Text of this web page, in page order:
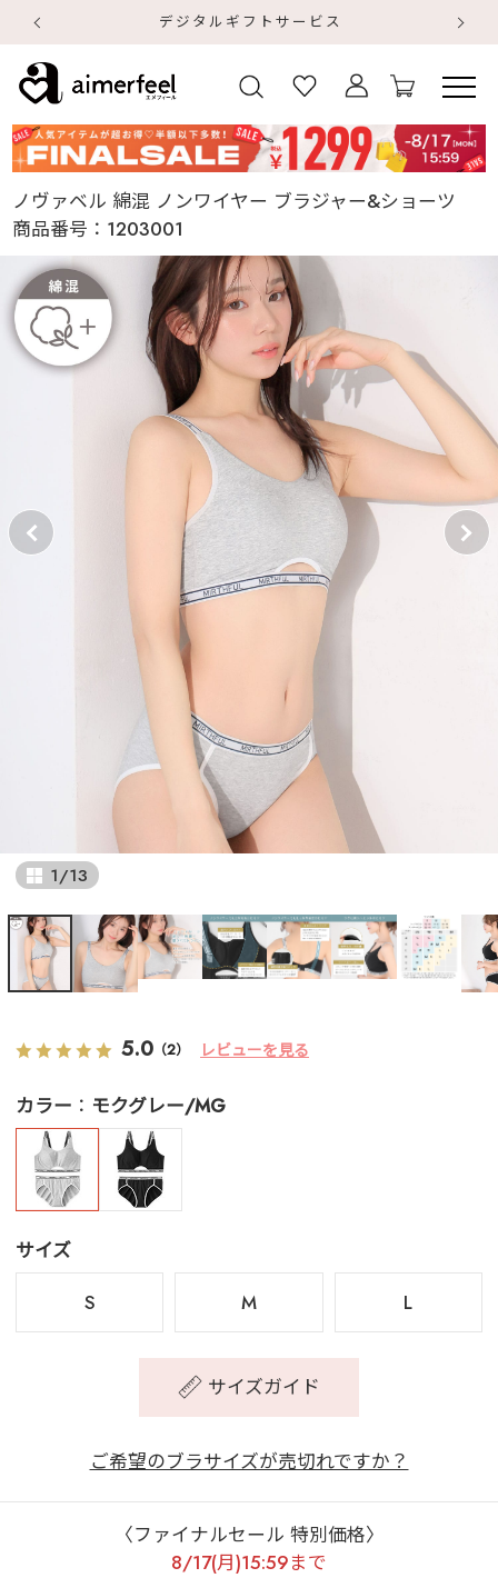
デジタルギフトサービス
ノヴァベル 綿混 ノンワイヤー ブラジャー&ショーツ
商品番号： 1203001
1/13
5.0 （2） レビューを見る
カラー モクグレー/MG
サイズ
S
M L
サイズガイド
ご希望のブラサイズが売切れですか？
〈ファイナルセール 特別価格〉
8/17(月)15:59まで